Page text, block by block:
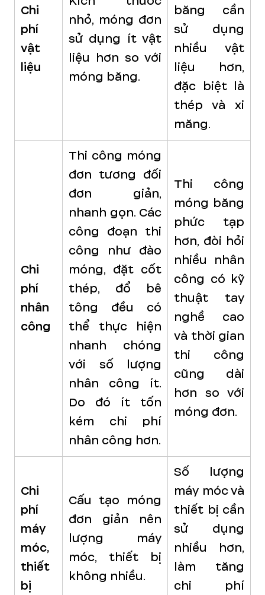
Chi
phí
vật
liệu
nhỏ, móng đơn
sử dụng ít vật
liệu hơn so với
móng băng.
băng cần
sử dụng
nhiều vật
liệu hơn,
đặc biệt là
thép và xi
măng.
Chi
phí
nhân
công
Thi công móng
đơn tương đối
đơn giản,
nhanh gọn. Các
công đoạn thi
công như đào
móng, đặt cốt
thép, đổ bê
tông đều có
thể thực hiện
nhanh chóng
với số lượng
nhân công ít.
Do đó ít tốn
kém chi phí
nhân công hơn.
Thi công
móng băng
phức tạp
hơn, đòi hỏi
nhiều nhân
công có kỹ
thuật tay
nghề cao
và thời gian
thi công
cũng dài
hơn so với
móng đơn.
Chi
phí
máy
móc,
thiết
bị
Cấu tạo móng
đơn giản nên
lượng máy
móc, thiết bị
không nhiều.
Số lượng
máy móc và
thiết bị cần
sử dụng
nhiều hơn,
làm tăng
chi phí